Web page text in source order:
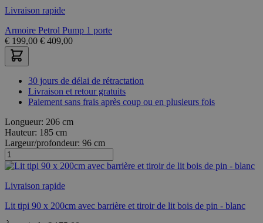
Livraison rapide
Armoire Petrol Pump 1 porte
€ 199,00 € 409,00
30 jours de délai de rétractation
Livraison et retour gratuits
Paiement sans frais après coup ou en plusieurs fois
Longueur: 206 cm
Hauteur: 185 cm
Largeur/profondeur: 96 cm
Livraison rapide
Lit tipi 90 x 200cm avec barrière et tiroir de lit bois de pin - blanc